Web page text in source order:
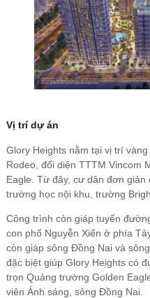
Vị trí dự án
Glory Heights nằm tại vị trí
Rodeo, đối diện TTTM Vincom
Eagle. Từ đây, cư dân đơn
trường học nội khu, trường
Công trình còn giáp tuyến
con phố Nguyễn Xiển ở phía
còn giáp sông Đồng Nai và
đặc biệt giúp Glory Heights có
trọn Quảng trường Golden
viên Ánh sáng, sông Đồng Nai.